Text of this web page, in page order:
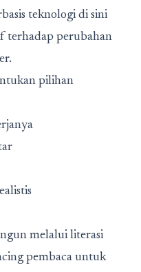
teknologi di sini
terhadap perubahan
pilihan
melalui literasi
pembaca untuk